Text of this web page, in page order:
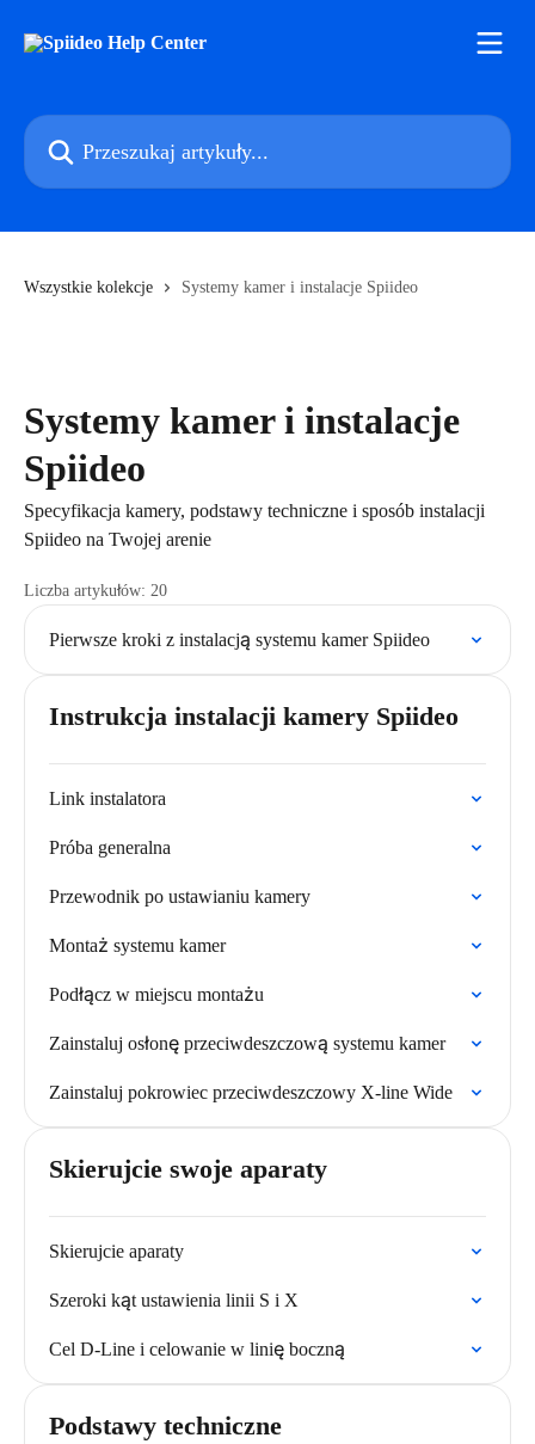
Przeszukaj artykuły...
Wszystkie kolekcje Systemy kamer i instalacje Spiideo
Systemy kamer i instalacje
Spiideo
Specyfikacja kamery, podstawy techniczne i sposób instalacji
Spiideo na Twojej arenie
Liczba artykułów: 20
Pierwsze kroki z instalacją systemu kamer Spiideo
Instrukcja instalacji kamery Spiideo
Link instalatora
Próba generalna
Przewodnik po ustawianiu kamery
Montaż systemu kamer
Podłącz w miejscu montażu
Zainstaluj osłonę przeciwdeszczową systemu kamer
Zainstaluj pokrowiec przeciwdeszczowy X-line Wide
Skierujcie swoje aparaty
Skierujcie aparaty
Szeroki kąt ustawienia linii S i X
Cel D-Line i celowanie w linię boczną
Podstawy techniczne